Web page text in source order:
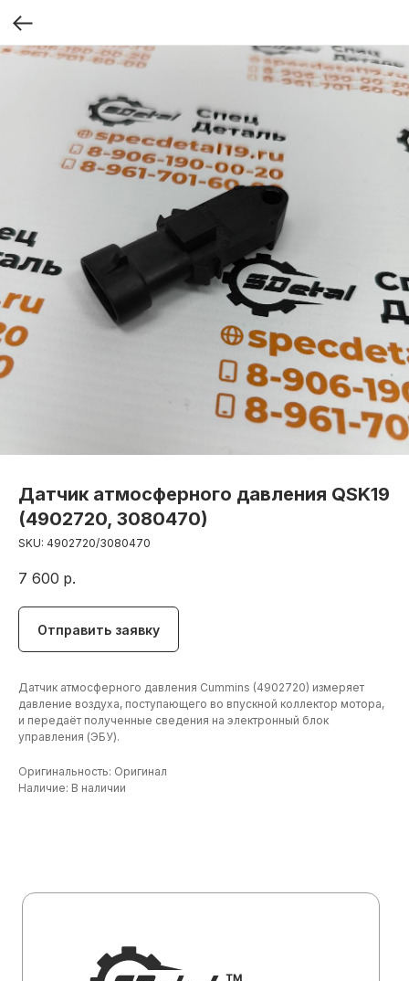
Датчик атмосферного давления QSK19
(4902720, 3080470)
SKU: 4902720/3080470
7 600 р.
Отправить заявку
Датчик атмосферного давления Cummins (4902720) измеряет
давление воздуха, поступающего во впускной коллектор мотора,
и передаёт полученные сведения на электронный блок
управления (ЭБУ).
Оригинальность: Оригинал
Наличие: В наличии
+7 (906) 190 00 20